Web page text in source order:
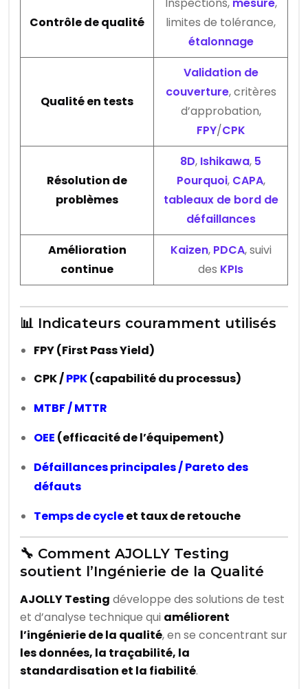
Contrôle de qualité
limites de tolérance,
étalonnage
Qualité en tests
Validation de
couverture, critères
d’approbation,
FPY/CPK
Résolution de
problèmes
8D, Ishikawa, 5
Pourquoi, CAPA,
tableaux de bord de
défaillances
Amélioration
continue
Kaizen, PDCA, suivi
des KPIs
📊 Indicateurs couramment utilisés
FPY (First Pass Yield)
CPK /PPK(capabilité du processus)
MTBF / MTTR
OEE (efficacité de l’équipement)
Défaillances principales / Pareto des
défauts
Temps de cycleet taux de retouche
🔧 Comment AJOLLY Testing
soutient l’Ingénierie de la Qualité
AJOLLY Testing développe des solutions de test
et d’analyse technique qui améliorent
l’ingénierie de la qualité, en se concentrant sur
les données, la traçabilité, la
standardisation et la fiabilité.